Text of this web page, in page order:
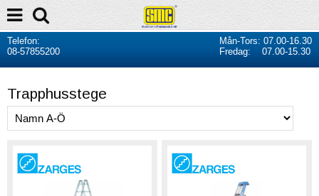
Telefon:
08-57855200
Mån-Tors: 07.00-16.30
Fredag: 07.00-15.30
Trapphusstege